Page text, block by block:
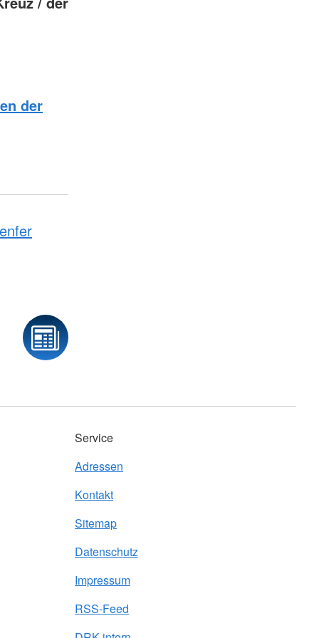
der
Service
Adressen
Kontakt
Sitemap
Datenschutz
Impressum
RSS-Feed